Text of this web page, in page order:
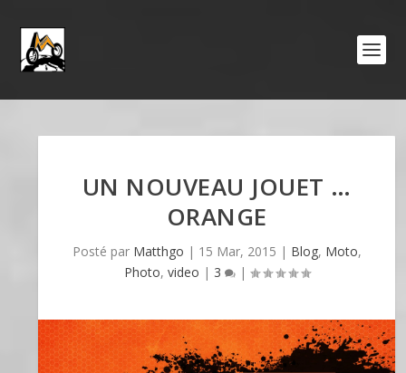
UN NOUVEAU JOUET …
ORANGE
Posté par Matthgo | 15 Mar, 2015 | Blog, Moto,
Photo, video | 3 |